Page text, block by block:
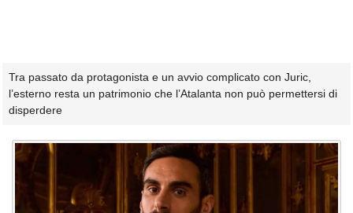
Tra passato da protagonista e un avvio complicato con Juric,
l’esterno resta un patrimonio che l’Atalanta non può permettersi di
disperdere